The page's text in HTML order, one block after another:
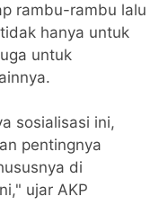
rambu-rambu lalu
hanya untuk
untuk
sosialisasi ini,
pentingnya
di
ujar AKP